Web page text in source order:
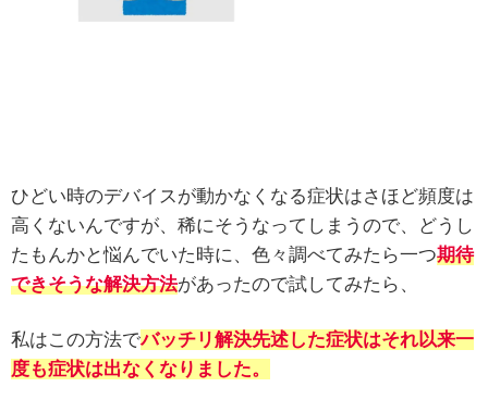
ひどい時のデバイスが動かなくなる症状はさほど頻度は
高くないんですが、稀にそうなってしまうので、どうし
たもんかと悩んでいた時に、色々調べてみたら一つ期待
できそうな解決方法があったので試してみたら、
私はこの方法でバッチリ解決先述した症状はそれ以来一
度も症状は出なくなりました。